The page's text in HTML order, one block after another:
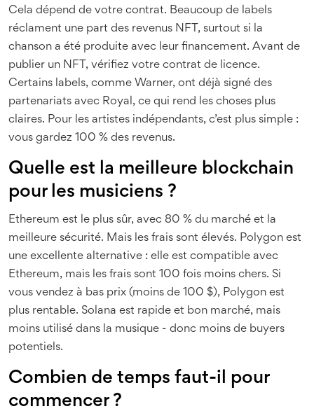
Cela dépend de votre contrat. Beaucoup de labels
réclament une part des revenus NFT, surtout si la
chanson a été produite avec leur financement. Avant de
publier un NFT, vérifiez votre contrat de licence.
Certains labels, comme Warner, ont déjà signé des
partenariats avec Royal, ce qui rend les choses plus
claires. Pour les artistes indépendants, c’est plus simple :
vous gardez 100 % des revenus.
Quelle est la meilleure blockchain
pour les musiciens ?
Ethereum est le plus sûr, avec 80 % du marché et la
meilleure sécurité. Mais les frais sont élevés. Polygon est
une excellente alternative : elle est compatible avec
Ethereum, mais les frais sont 100 fois moins chers. Si
vous vendez à bas prix (moins de 100 $), Polygon est
plus rentable. Solana est rapide et bon marché, mais
moins utilisé dans la musique - donc moins de buyers
potentiels.
Combien de temps faut-il pour
commencer ?